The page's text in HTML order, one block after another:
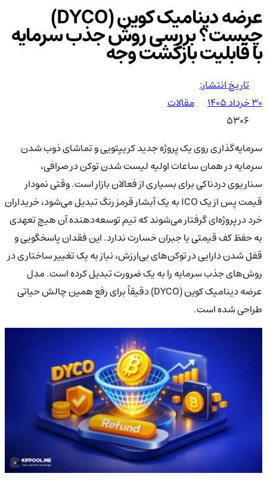
عرضه دینامیک کوین (DYCO)
چیست؟ بررسی روش جذب سرمایه
با قابلیت بازگشت وجه
تاریخ انتشار:
۳۰ خرداد ۱۴۰۵
مقالات
5306
سرمایه‌گذاری روی یک پروژه جدید کریپتویی و تماشای ذوب شدن
سرمایه در همان ساعات اولیه لیست شدن توکن در صرافی،
سناریوی دردناکی برای بسیاری از فعالان بازار است. وقتی نمودار
قیمت پس از یک ICO به یک آبشار قرمز رنگ تبدیل می‌شود، خریداران
خرد در پروژه‌ای گرفتار می‌شوند که تیم توسعه‌دهنده آن هیچ تعهدی
به حفظ کف قیمتی یا جبران خسارت ندارد. این فقدان پاسخگویی و
قفل شدن دارایی در توکن‌های بی‌ارزش، نیاز به یک تغییر ساختاری در
روش‌های جذب سرمایه را به یک ضرورت تبدیل کرده است. مدل
عرضه دینامیک کوین (DYCO) دقیقاً برای رفع همین چالش حیاتی
طراحی شده است.